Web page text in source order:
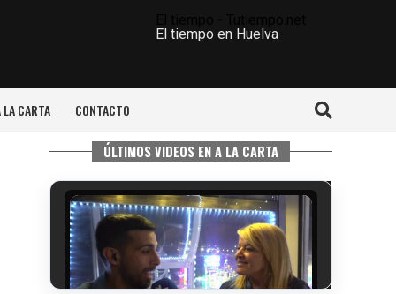
El tiempo en Huelva
LA CARTA CONTACTO
ÚLTIMOS VIDEOS EN A LA CARTA